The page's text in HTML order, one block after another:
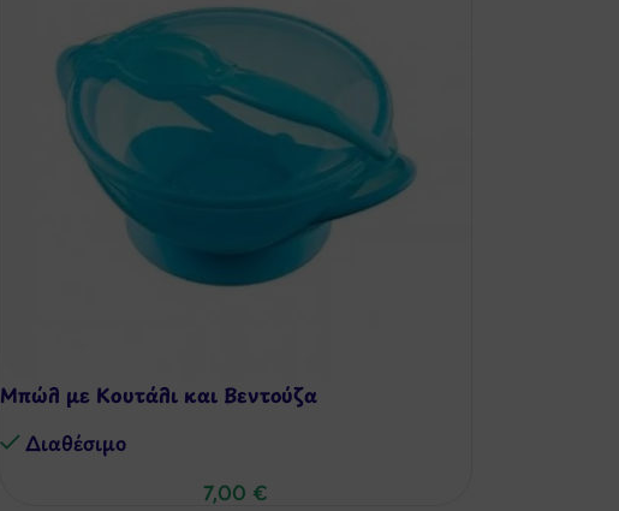
Μπώλ με Κουτάλι και Βεντούζα
Διαθέσιμo
7,00 €